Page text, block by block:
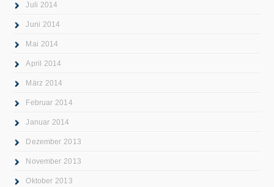
Juli 2014
Juni 2014
Mai 2014
April 2014
März 2014
Februar 2014
Januar 2014
Dezember 2013
November 2013
Oktober 2013